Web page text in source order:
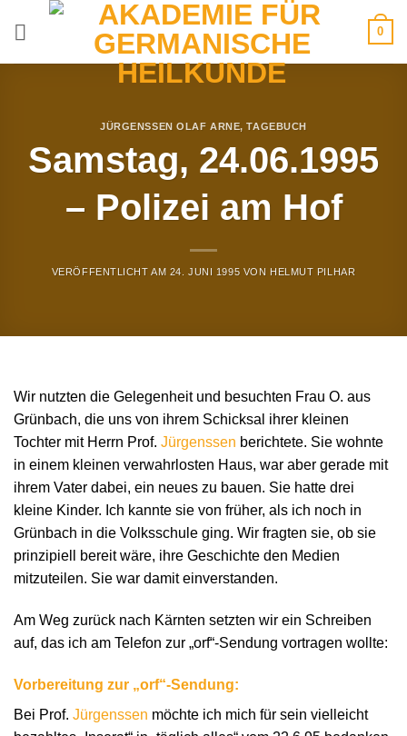
0
JÜRGENSSEN OLAF ARNE,TAGEBUCH
Samstag, 24.06.1995
– Polizei am Hof
VERÖFFENTLICHT AM 24. JUNI 1995 VON HELMUT PILHAR
Wir nutzten die Gelegenheit und besuchten Frau O. aus
Grünbach, die uns von ihrem Schicksal ihrer kleinen
Tochter mit Herrn Prof. Jürgenssen berichtete. Sie wohnte
in einem kleinen verwahrlosten Haus, war aber gerade mit
ihrem Vater dabei, ein neues zu bauen. Sie hatte drei
kleine Kinder. Ich kannte sie von früher, als ich noch in
Grünbach in die Volksschule ging. Wir fragten sie, ob sie
prinzipiell bereit wäre, ihre Geschichte den Medien
mitzuteilen. Sie war damit einverstanden.
Am Weg zurück nach Kärnten setzten wir ein Schreiben
auf, das ich am Telefon zur „orf“-Sendung vortragen wollte:
Vorbereitung zur „orf“-Sendung:
Bei Prof. Jürgenssen möchte ich mich für sein vielleicht